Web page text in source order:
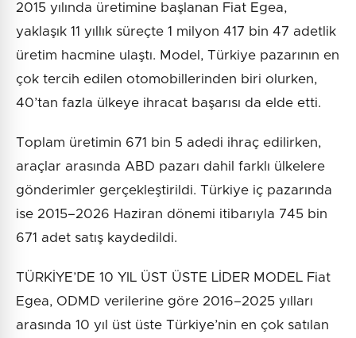
2015 yılında üretimine başlanan Fiat Egea,
yaklaşık 11 yıllık süreçte 1 milyon 417 bin 47 adetlik
üretim hacmine ulaştı. Model, Türkiye pazarının en
çok tercih edilen otomobillerinden biri olurken,
40’tan fazla ülkeye ihracat başarısı da elde etti.
Toplam üretimin 671 bin 5 adedi ihraç edilirken,
araçlar arasında ABD pazarı dahil farklı ülkelere
gönderimler gerçekleştirildi. Türkiye iç pazarında
ise 2015–2026 Haziran dönemi itibarıyla 745 bin
671 adet satış kaydedildi.
TÜRKİYE’DE 10 YIL ÜST ÜSTE LİDER MODEL Fiat
Egea, ODMD verilerine göre 2016–2025 yılları
arasında 10 yıl üst üste Türkiye’nin en çok satılan